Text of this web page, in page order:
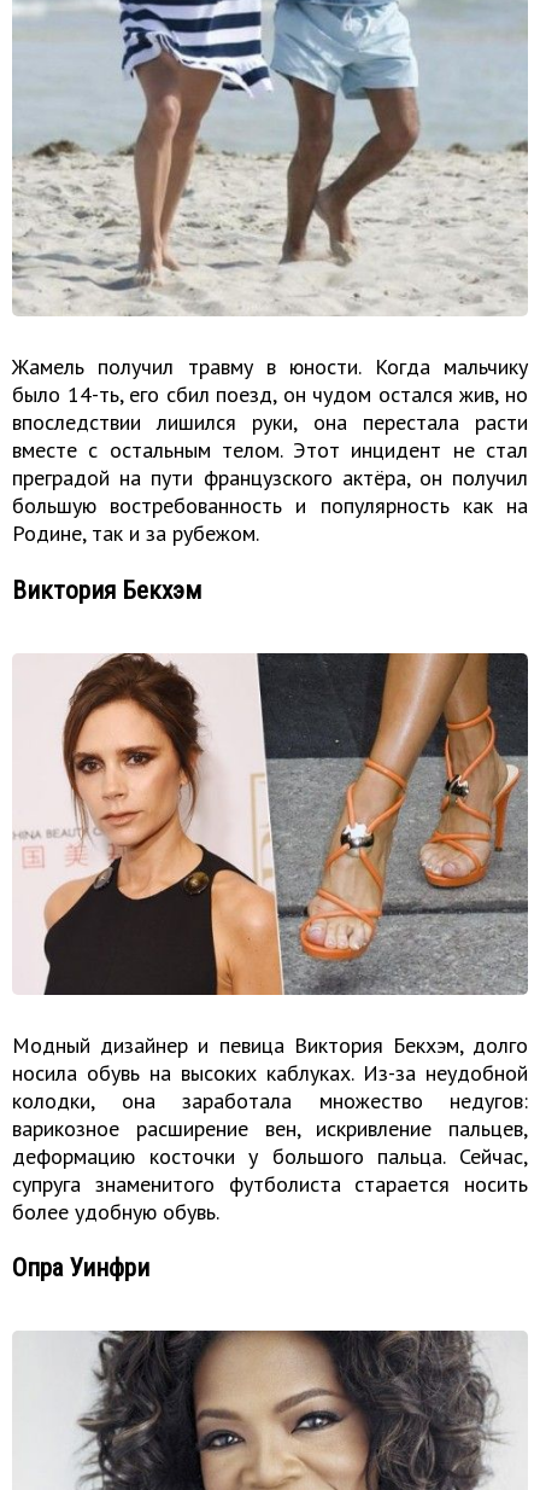
Жамель получил травму в юности. Когда мальчику
было 14-ть, его сбил поезд, он чудом остался жив, но
впоследствии лишился руки, она перестала расти
вместе с остальным телом. Этот инцидент не стал
преградой на пути французского актёра, он получил
большую востребованность и популярность как на
Родине, так и за рубежом.
Виктория Бекхэм
Модный дизайнер и певица Виктория Бекхэм, долго
носила обувь на высоких каблуках. Из-за неудобной
колодки, она заработала множество недугов:
варикозное расширение вен, искривление пальцев,
деформацию косточки у большого пальца. Сейчас,
супруга знаменитого футболиста старается носить
более удобную обувь.
Опра Уинфри